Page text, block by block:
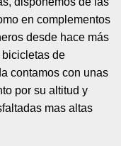
en complementos
desde hace más
de
contamos con unas
por su altitud y
mas altas